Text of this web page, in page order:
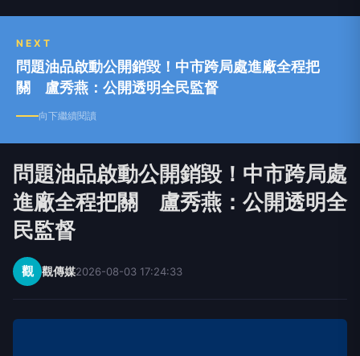
NEXT
問題油品啟動公開銷毀！中市跨局處進廠全程把
關 盧秀燕：公開透明全民監督
向下繼續閱讀
問題油品啟動公開銷毀！中市跨局處
進廠全程把關 盧秀燕：公開透明全
民監督
觀 觀傳媒2026-08-03 17:24:33